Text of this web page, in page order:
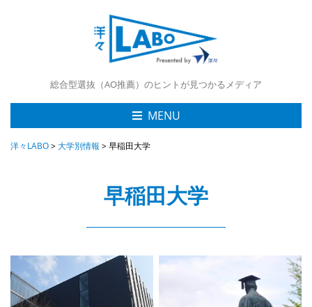
総合型選抜（AO推薦）のヒントが見つかるメディア
MENU
洋々LABO>大学別情報 >早稲田大学
早稲田大学